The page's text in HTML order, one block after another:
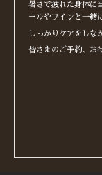
暑さで疲れた身体に
ールやワインと一緒
しっかりケアをしな
皆さまのご予約、お